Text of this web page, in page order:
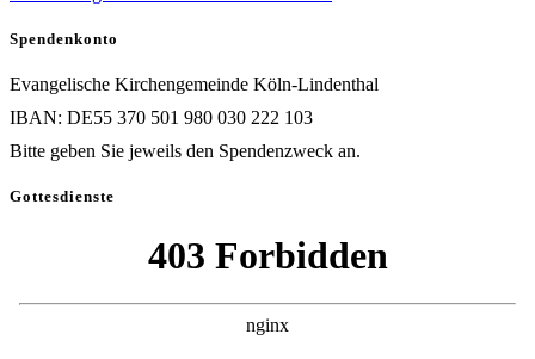
Spendenkonto
Evangelische Kirchengemeinde Köln-Lindenthal
IBAN: DE55 370 501 980 030 222 103
Bitte geben Sie jeweils den Spendenzweck an.
Gottesdienste